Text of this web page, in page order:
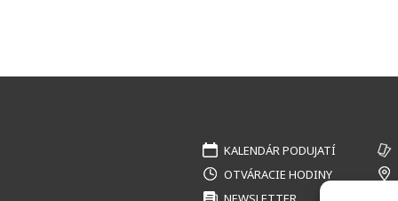
KALENDÁR PODUJATÍ
OTVÁRACIE HODINY